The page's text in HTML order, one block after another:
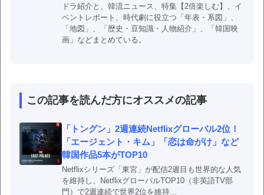
ドラ紹介と、韓流ニュース、特集【2倍楽しむ】、イ
ベントレポート、時代劇に役立つ「年表・系図」、
「地図」、「歴史・豆知識・人物紹介」、「韓国映
画」などまとめている。
この記事を読んだ方にオススメの記事
「トングン」2週連続Netflixグローバル2位！
「エージェント・キム」「恋は命がけ」など
韓国作品5本がTOP10
Netflixシリーズ「東宮」が配信2週目も世界的な人気
を維持し、NetflixグローバルTOP10（非英語TV部
門）で2週連続で世界2位を維持...